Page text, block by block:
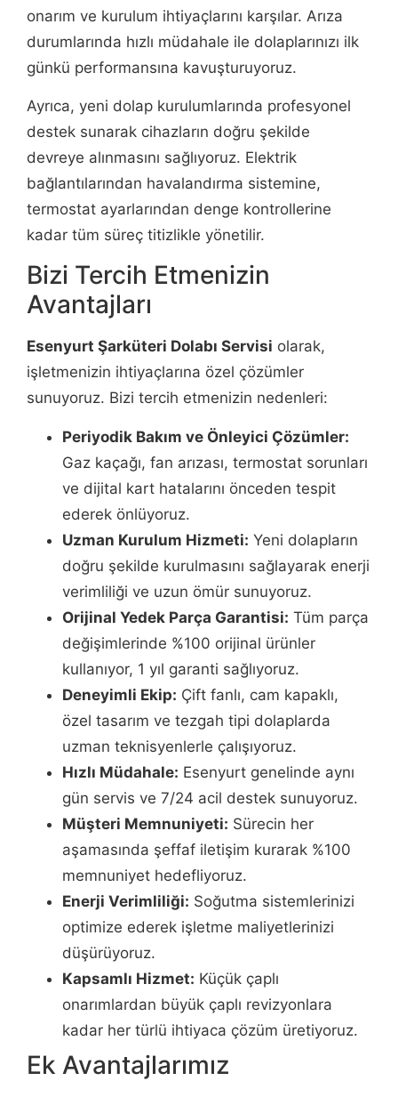
onarım ve kurulum ihtiyaçlarını karşılar. Arıza
durumlarında hızlı müdahale ile dolaplarınızı ilk
günkü performansına kavuşturuyoruz.
Ayrıca, yeni dolap kurulumlarında profesyonel
destek sunarak cihazların doğru şekilde
devreye alınmasını sağlıyoruz. Elektrik
bağlantılarından havalandırma sistemine,
termostat ayarlarından denge kontrollerine
kadar tüm süreç titizlikle yönetilir.
Bizi Tercih Etmenizin
Avantajları
Esenyurt Şarküteri Dolabı Servisi olarak,
işletmenizin ihtiyaçlarına özel çözümler
sunuyoruz. Bizi tercih etmenizin nedenleri:
Periyodik Bakım ve Önleyici Çözümler:
Gaz kaçağı, fan arızası, termostat sorunları
ve dijital kart hatalarını önceden tespit
ederek önlüyoruz.
Uzman Kurulum Hizmeti: Yeni dolapların
doğru şekilde kurulmasını sağlayarak enerji
verimliliği ve uzun ömür sunuyoruz.
Orijinal Yedek Parça Garantisi: Tüm parça
değişimlerinde %100 orijinal ürünler
kullanıyor, 1 yıl garanti sağlıyoruz.
Deneyimli Ekip: Çift fanlı, cam kapaklı,
özel tasarım ve tezgah tipi dolaplarda
uzman teknisyenlerle çalışıyoruz.
Hızlı Müdahale: Esenyurt genelinde aynı
gün servis ve 7/24 acil destek sunuyoruz.
Müşteri Memnuniyeti: Sürecin her
aşamasında şeffaf iletişim kurarak %100
memnuniyet hedefliyoruz.
Enerji Verimliliği: Soğutma sistemlerinizi
optimize ederek işletme maliyetlerinizi
düşürüyoruz.
Kapsamlı Hizmet: Küçük çaplı
onarımlardan büyük çaplı revizyonlara
kadar her türlü ihtiyaca çözüm üretiyoruz.
Ek Avantajlarımız